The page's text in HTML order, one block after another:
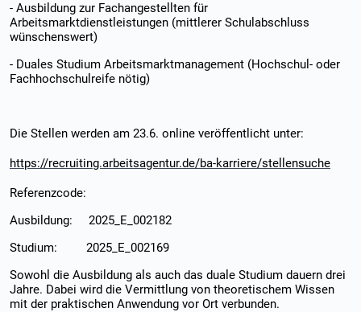
- Ausbildung zur Fachangestellten für
Arbeitsmarktdienstleistungen (mittlerer Schulabschluss
wünschenswert)
- Duales Studium Arbeitsmarktmanagement (Hochschul- oder
Fachhochschulreife nötig)
Die Stellen werden am 23.6. online veröffentlicht unter:
https://recruiting.arbeitsagentur.de/ba-karriere/stellensuche
Referenzcode:
Ausbildung: 2025_E_002182
Studium: 2025_E_002169
Sowohl die Ausbildung als auch das duale Studium dauern drei
Jahre. Dabei wird die Vermittlung von theoretischem Wissen
mit der praktischen Anwendung vor Ort verbunden.